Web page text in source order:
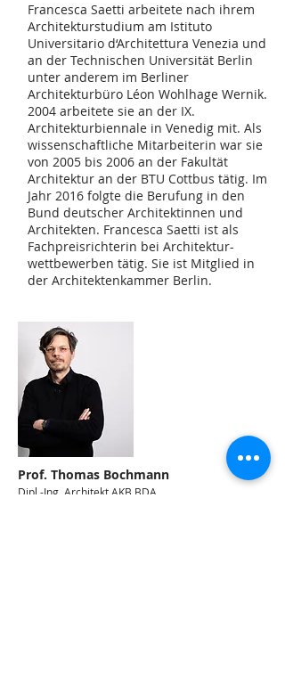
Francesca Saetti arbeitete nach ihrem
Architekturstudium am Istituto
Universitario d‘Architettura Venezia und
an der Technischen Universität Berlin
unter anderem im Berliner
Architekturbüro Léon Wohlhage Wernik.
2004 arbeitete sie an der IX.
Architekturbiennale in Venedig mit. Als
wissenschaftliche Mitarbeiterin war sie
von 2005 bis 2006 an der Fakultät
Architektur an der BTU Cottbus tätig. Im
Jahr 2016 folgte die Berufung in den
Bund deutscher Architektinnen und
Architekten. Francesca Saetti ist als
Fachpreisrichterin bei Architektur-
wettbewerben tätig. Sie ist Mitglied in
der Architektenkammer Berlin.
Prof. Thomas Bochmann
Dipl.-Ing. Architekt AKB BDA